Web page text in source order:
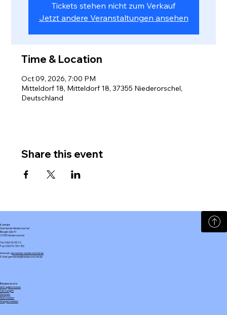
Tickets stehen nicht zum Verkauf
Jetzt andere Veranstaltungen ansehen
Time & Location
Oct 09, 2026, 7:00 PM
Mitteldorf 18, Mitteldorf 18, 37355 Niederorschel,
Deutschland
Share this event
Kontakt
Gemeinde Niederorschel
Bergstraße 51
37355 Niederorschel
Tel: 036076 557-0
Fax: 036076 557-80
Internet:gemeinde-niederorschel.de
E-Mail: gemeinde@niederorschel.de
Bürgerservice
Antragsformulare
Satzungen
Wohnen
Müll melden
Mangel melden